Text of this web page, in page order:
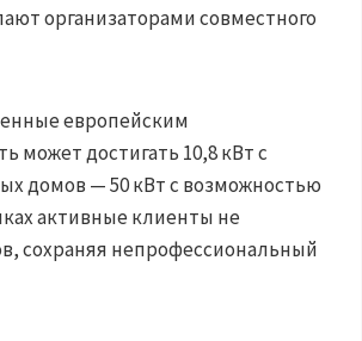
организаторами совместного
европейским
может достигать 10,8 кВт с
домов — 50 кВт с возможностью
активные клиенты не
сохраняя непрофессиональный